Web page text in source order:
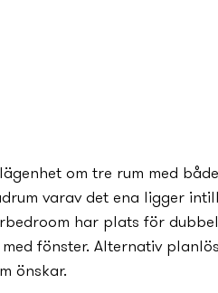
om tre rum med
varav det ena ligger
har plats för
med fönster. Alternativ
önskar.